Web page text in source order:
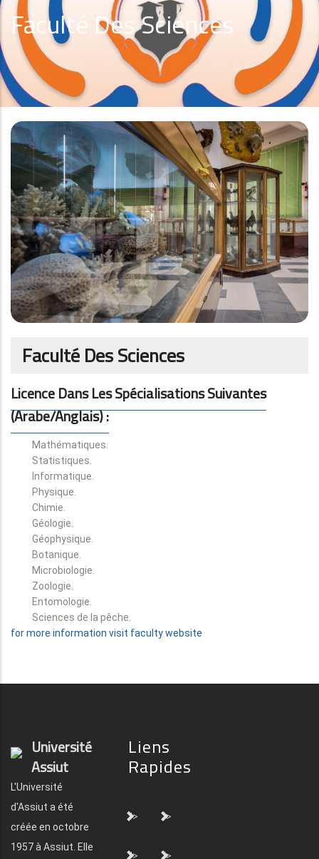
Faculté Des Sciences
Faculté Des Sciences
Licence Dans Les Spécialisations Suivantes
(arabe/anglais) :
Mathématiques.
Statistiques.
Informatique.
Physique.
Chimie.
Géologie.
Géophysique.
Botanique.
Microbiologie.
Zoologie.
Entomologie.
Sciences de la pêche.
for more information visit faculty website
Université
Assiut
L'Université
d'Assiut a été
créée en octobre
1957 à Assiut. Elle
Liens
Rapides
"> ">
"> ">